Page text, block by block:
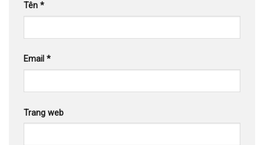
Tên *
Email *
Trang web